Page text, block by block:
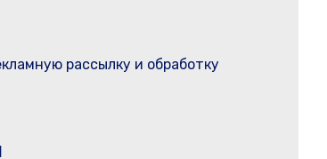
рассылку и обработку